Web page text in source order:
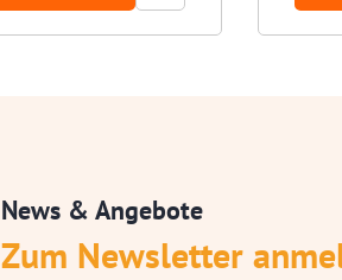
News & Angebote
Zum Newsletter